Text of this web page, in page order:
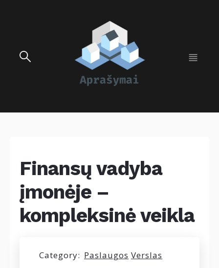
Finansų vadyba
įmonėje –
kompleksinė veikla
Category: Paslaugos Verslas